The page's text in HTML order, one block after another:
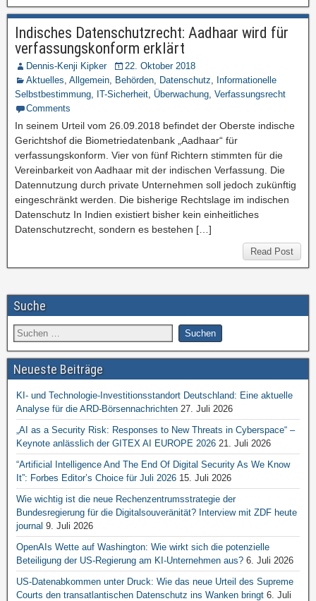
Indisches Datenschutzrecht: Aadhaar wird für
verfassungskonform erklärt
Dennis-Kenji Kipker
22. Oktober 2018
Aktuelles, Allgemein, Behörden, Datenschutz, Informationelle
Selbstbestimmung, IT-Sicherheit, Überwachung, Verfassungsrecht
Comments
In seinem Urteil vom 26.09.2018 befindet der Oberste indische
Gerichtshof die Biometriedatenbank „Aadhaar“ für
verfassungskonform. Vier von fünf Richtern stimmten für die
Vereinbarkeit von Aadhaar mit der indischen Verfassung. Die
Datennutzung durch private Unternehmen soll jedoch zukünftig
eingeschränkt werden. Die bisherige Rechtslage im indischen
Datenschutz In Indien existiert bisher kein einheitliches
Datenschutzrecht, sondern es bestehen […]
Read Post
Suche
Neueste Beiträge
KI- und Technologie-Investitionsstandort Deutschland: Eine aktuelle
Analyse für die ARD-Börsennachrichten 27. Juli 2026
„AI as a Security Risk: Responses to New Threats in Cyberspace“ –
Keynote anlässlich der GITEX AI EUROPE 2026 21. Juli 2026
“Artificial Intelligence And The End Of Digital Security As We Know
It”: Forbes Editor’s Choice für Juli 2026 15. Juli 2026
Wie wichtig ist die neue Rechenzentrumsstrategie der
Bundesregierung für die Digitalsouveränität? Interview mit ZDF heute
journal 9. Juli 2026
OpenAIs Wette auf Washington: Wie wirkt sich die potenzielle
Beteiligung der US-Regierung am KI-Unternehmen aus? 6. Juli 2026
US-Datenabkommen unter Druck: Wie das neue Urteil des Supreme
Courts den transatlantischen Datenschutz ins Wanken bringt 6. Juli